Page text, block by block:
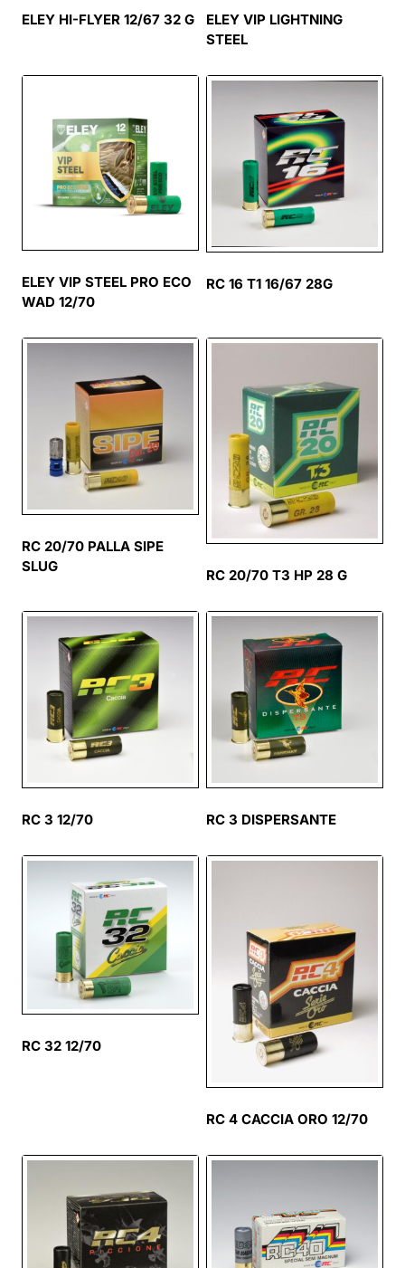
ELEY HI-FLYER 12/67 32 G
ELEY VIP LIGHTNING
STEEL
ELEY VIP STEEL PRO ECO
WAD 12/70
RC 16 T1 16/67 28G
RC 20/70 PALLA SIPE
SLUG
RC 20/70 T3 HP 28 G
RC 3 12/70 RC 3 DISPERSANTE
RC 32 12/70
RC 4 CACCIA ORO 12/70